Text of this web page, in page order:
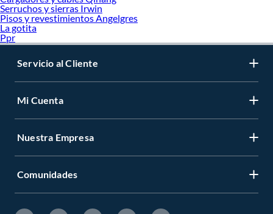
Serruchos y sierras Irwin
Pisos y revestimientos Angelgres
La gotita
Ppr
Servicio al Cliente
Mi Cuenta
Nuestra Empresa
Comunidades